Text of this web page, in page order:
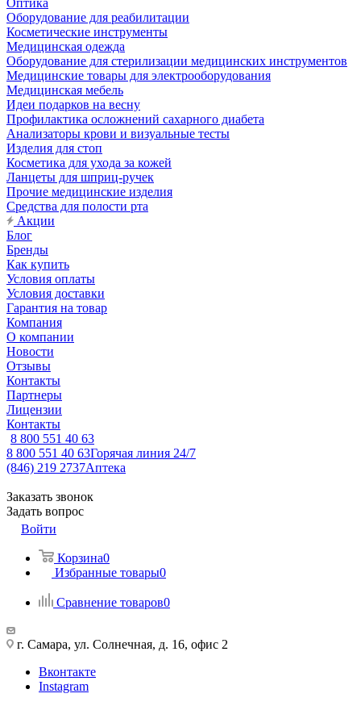
Оптика
Оборудование для реабилитации
Косметические инструменты
Медицинская одежда
Оборудование для стерилизации медицинских инструментов
Медицинские товары для электрооборудования
Медицинская мебель
Идеи подарков на весну
Профилактика осложнений сахарного диабета
Анализаторы крови и визуальные тесты
Изделия для стоп
Косметика для ухода за кожей
Ланцеты для шприц-ручек
Прочие медицинские изделия
Средства для полости рта
Акции
Блог
Бренды
Как купить
Условия оплаты
Условия доставки
Гарантия на товар
Компания
О компании
Новости
Отзывы
Контакты
Партнеры
Лицензии
Контакты
8 800 551 40 63
8 800 551 40 63Горячая линия 24/7
(846) 219 2737Аптека
Заказать звонок
Задать вопрос
Войти
Корзина0
Избранные товары0
Сравнение товаров0
г. Самара, ул. Солнечная, д. 16, офис 2
Вконтакте
Instagram